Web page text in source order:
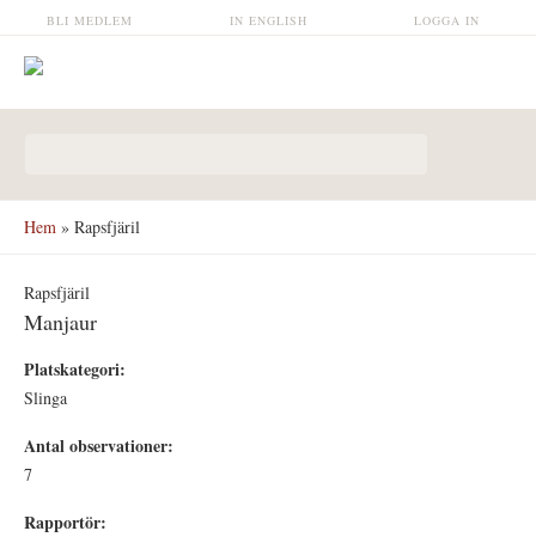
Hoppa till huvudinnehåll LOGGA IN
IN ENGLISH
BLI MEDLEM
Hem » Rapsfjäril
Rapsfjäril
Manjaur
Platskategori:
Slinga
Antal observationer:
7
Rapportör: